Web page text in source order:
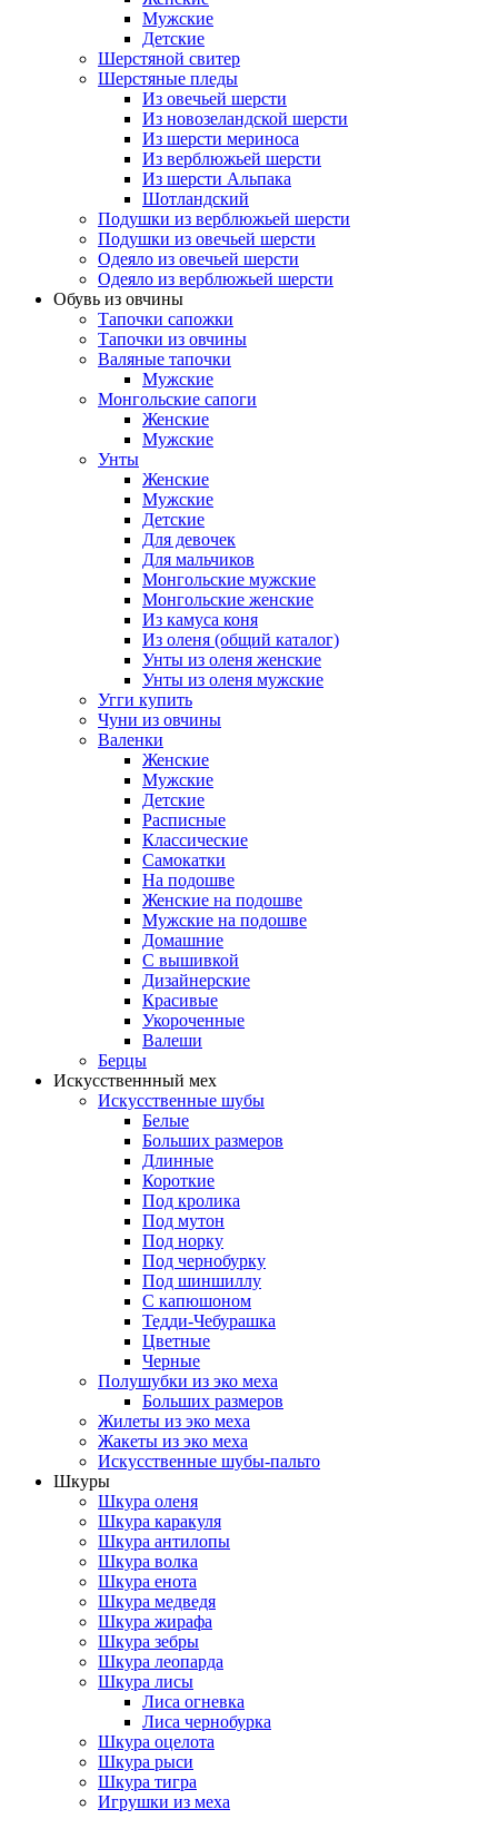
Мужские
Детские
Шерстяной свитер
Шерстяные пледы
Из овечьей шерсти
Из новозеландской шерсти
Из шерсти мериноса
Из верблюжьей шерсти
Из шерсти Альпака
Шотландский
Подушки из верблюжьей шерсти
Подушки из овечьей шерсти
Одеяло из овечьей шерсти
Одеяло из верблюжьей шерсти
Обувь из овчины
Тапочки сапожки
Тапочки из овчины
Валяные тапочки
Мужские
Монгольские сапоги
Женские
Мужские
Унты
Женские
Мужские
Детские
Для девочек
Для мальчиков
Монгольские мужские
Монгольские женские
Из камуса коня
Из оленя (общий каталог)
Унты из оленя женские
Унты из оленя мужские
Угги купить
Чуни из овчины
Валенки
Женские
Мужские
Детские
Расписные
Классические
Самокатки
На подошве
Женские на подошве
Мужские на подошве
Домашние
С вышивкой
Дизайнерские
Красивые
Укороченные
Валеши
Берцы
Искусственнный мех
Искусственные шубы
Белые
Больших размеров
Длинные
Короткие
Под кролика
Под мутон
Под норку
Под чернобурку
Под шиншиллу
С капюшоном
Тедди-Чебурашка
Цветные
Черные
Полушубки из эко меха
Больших размеров
Жилеты из эко меха
Жакеты из эко меха
Искусственные шубы-пальто
Шкуры
Шкура оленя
Шкура каракуля
Шкура антилопы
Шкура волка
Шкура енота
Шкура медведя
Шкура жирафа
Шкура зебры
Шкура леопарда
Шкура лисы
Лиса огневка
Лиса чернобурка
Шкура оцелота
Шкура рыси
Шкура тигра
Игрушки из меха